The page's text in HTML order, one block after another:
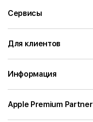
Сервисы
Для клиентов
Информация
Apple Premium Partner